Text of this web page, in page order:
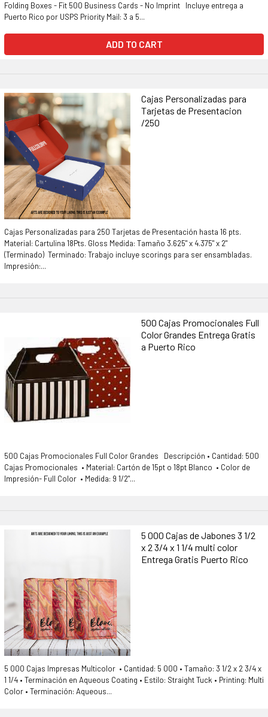
Folding Boxes - Fit 500 Business Cards - No Imprint Incluye entrega a
Puerto Rico por USPS Priority Mail: 3 a 5...
ADD TO CART
Cajas Personalizadas para
Tarjetas de Presentacion
/250
Cajas Personalizadas para 250 Tarjetas de Presentación hasta 16 pts.
Material: Cartulina 18Pts. Gloss Medida: Tamaño 3.625" x 4.375" x 2"
(Terminado) Terminado: Trabajo incluye scorings para ser ensambladas.
Impresión:...
500 Cajas Promocionales Full
Color Grandes Entrega Gratis
a Puerto Rico
500 Cajas Promocionales Full Color Grandes Descripción • Cantidad: 500
Cajas Promocionales • Material: Cartón de 15pt o 18pt Blanco • Color de
Impresión- Full Color • Medida: 9 1/2"...
5 000 Cajas de Jabones 3 1/2
x 2 3/4 x 1 1/4 multi color
Entrega Gratis Puerto Rico
5 000 Cajas Impresas Multicolor • Cantidad: 5 000 • Tamaño: 3 1/2 x 2 3/4 x
1 1/4 • Terminación en Aqueous Coating • Estilo: Straight Tuck • Printing: Multi
Color • Terminación: Aqueous...